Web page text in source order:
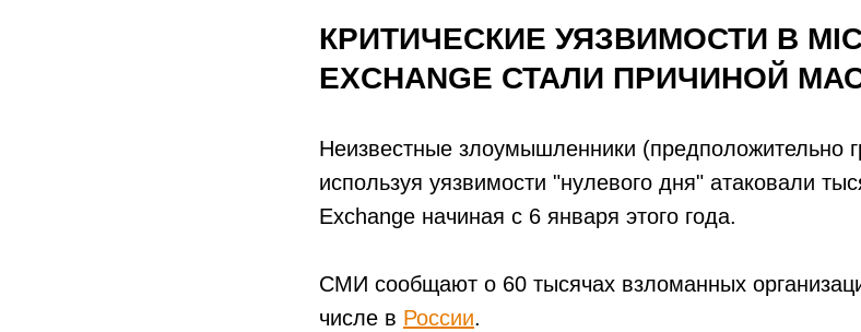
КРИТИЧЕСКИЕ УЯЗВИМОСТИ В
EXCHANGE СТАЛИ ПРИЧИНОЙ
Неизвестные злоумышленники (предположительно
используя уязвимости "нулевого дня" атаковали
Exchange начиная с 6 января этого года.
СМИ сообщают о 60 тысячах взломанных
числе в России.